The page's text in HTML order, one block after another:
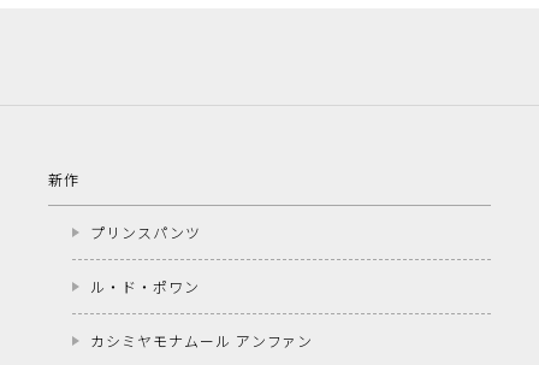
新作
プリンスパンツ
ル・ド・ポワン
カシミヤモナムール アンファン